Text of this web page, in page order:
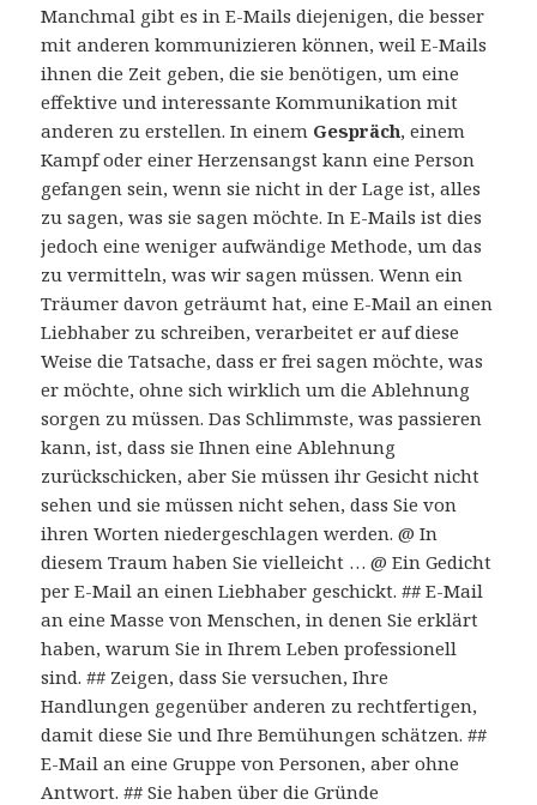
Manchmal gibt es in E-Mails diejenigen, die besser
mit anderen kommunizieren können, weil E-Mails
ihnen die Zeit geben, die sie benötigen, um eine
effektive und interessante Kommunikation mit
anderen zu erstellen. In einem Gespräch, einem
Kampf oder einer Herzensangst kann eine Person
gefangen sein, wenn sie nicht in der Lage ist, alles
zu sagen, was sie sagen möchte. In E-Mails ist dies
jedoch eine weniger aufwändige Methode, um das
zu vermitteln, was wir sagen müssen. Wenn ein
Träumer davon geträumt hat, eine E-Mail an einen
Liebhaber zu schreiben, verarbeitet er auf diese
Weise die Tatsache, dass er frei sagen möchte, was
er möchte, ohne sich wirklich um die Ablehnung
sorgen zu müssen. Das Schlimmste, was passieren
kann, ist, dass sie Ihnen eine Ablehnung
zurückschicken, aber Sie müssen ihr Gesicht nicht
sehen und sie müssen nicht sehen, dass Sie von
ihren Worten niedergeschlagen werden. @ In
diesem Traum haben Sie vielleicht … @ Ein Gedicht
per E-Mail an einen Liebhaber geschickt. ## E-Mail
an eine Masse von Menschen, in denen Sie erklärt
haben, warum Sie in Ihrem Leben professionell
sind. ## Zeigen, dass Sie versuchen, Ihre
Handlungen gegenüber anderen zu rechtfertigen,
damit diese Sie und Ihre Bemühungen schätzen. ##
E-Mail an eine Gruppe von Personen, aber ohne
Antwort. ## Sie haben über die Gründe